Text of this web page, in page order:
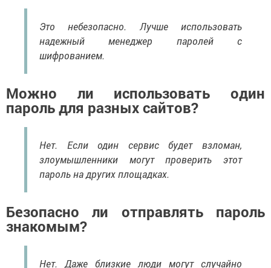
Это небезопасно. Лучше использовать
надежный менеджер паролей с
шифрованием.
Можно ли использовать один
пароль для разных сайтов?
Нет. Если один сервис будет взломан,
злоумышленники могут проверить этот
пароль на других площадках.
Безопасно ли отправлять пароль
знакомым?
Нет. Даже близкие люди могут случайно